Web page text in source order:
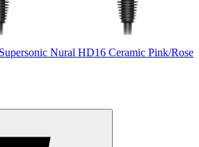
Nural HD16 Ceramic Pink/Rose